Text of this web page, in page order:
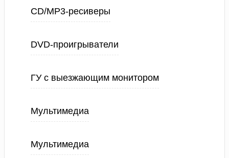
CD/MP3-ресиверы
DVD-проигрыватели
ГУ с выезжающим монитором
Мультимедиа
Мультимедиа